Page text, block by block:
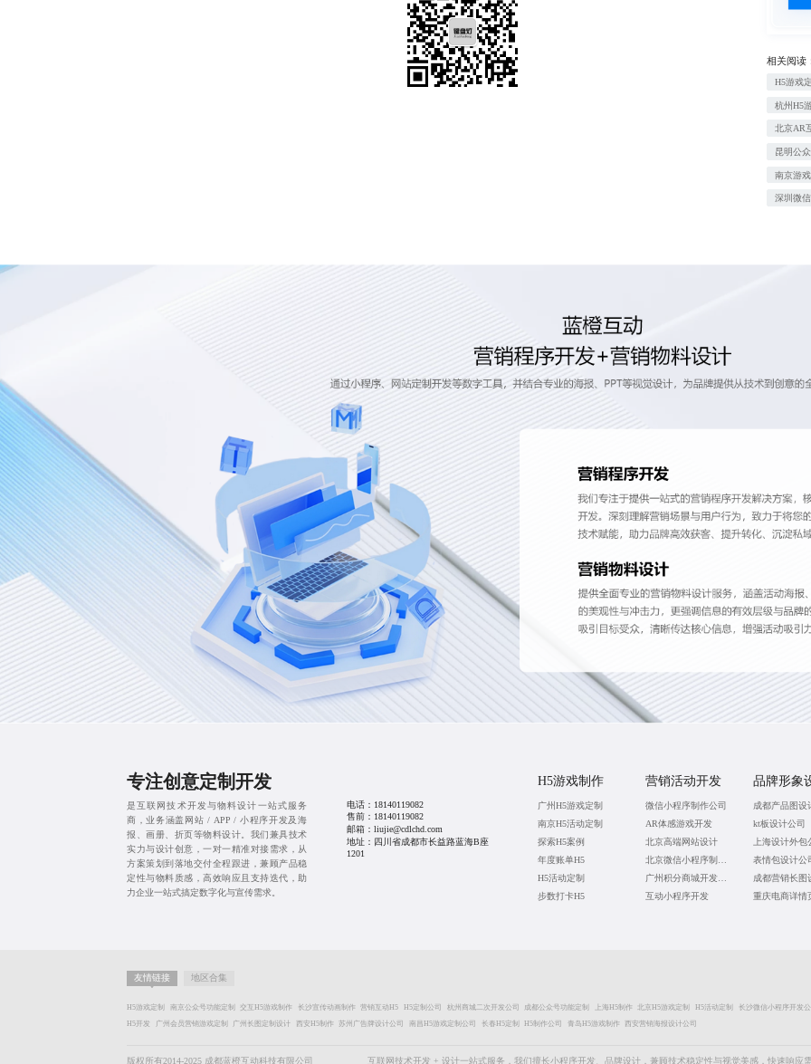
相关阅读
H5游戏
杭州H5
北京AR
昆明公
南京游
深圳微
专注创意定制开发
是互联网技术开发与物料设计一站式服务
商，业务涵盖网站 / APP / 小程序开发及海
报、画册、折页等物料设计。我们兼具技术
实力与设计创意，一对一精准对接需求，从
方案策划到落地交付全程跟进，兼顾产品稳
定性与物料质感，高效响应且支持迭代，助
力企业一站式搞定数字化与宣传需求。
电话： 18140119082
售前： 18140119082
邮箱：liujie@cdlchd.com
地址：四川省成都市长益路蓝海B座
1201
H5游戏制作
广州H5游戏定制
南京H5活动定制
探索H5案例
年度账单H5
H5活动定制
步数打卡H5
营销活动开发
微信小程序制作公司
AR体感游戏开发
北京高端网站设计
广州积分商城开发公司
互动小程序开发
品牌形象
成都产品图设
kt板设计公司
上海设计外包
表情包设计公
重庆电商详情
友情链接 地区合集
H5游戏定制 南京公众号功能定制 交互H5游戏制作 长沙宣传动画制作 营销互动H5 H5定制公司 杭州商城二次开发公司 成都公众号功能定制 上海H5制作 北京H5游戏定制 H5活动定制
长沙微信小程序开发
H5开发
广州会员营销游戏定制 广州长图定制设计 西安H5制作 苏州广告牌设计公司 南昌H5游戏定制公司 长春H5定制 H5制作公司 青岛H5游戏制作 西安营销海报设计公司
版权所有2014-2025 成都蓝橙互动科技有限公司 互联网技术开发 + 设计一站式服务，我们擅长小程序开发、品牌设计，兼顾技术稳定性与视觉美感，快速响应